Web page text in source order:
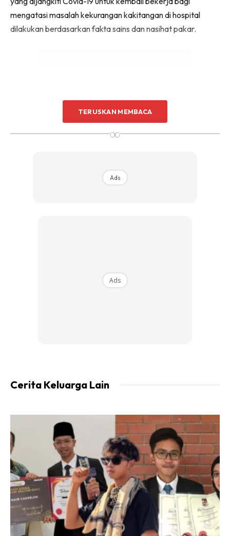
mengatasi masalah kekurangan kakitangan di hospital
dilakukan berdasarkan fakta sains dan nasihat pakar.
Ads
Kesihatan (KKM) juga terkena jangkitan COVID-19,
Ads
TERUSKAN MEMBACA
∞
Ads
Ads
Cerita Keluarga Lain